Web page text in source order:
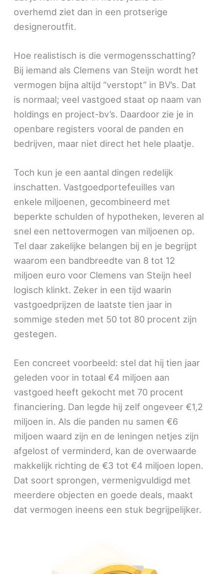
overhemd ziet dan in een protserige
designeroutfit.
Hoe realistisch is die vermogensschatting?
Bij iemand als Clemens van Steijn wordt het
vermogen bijna altijd “verstopt” in BV’s. Dat
is normaal; veel vastgoed staat op naam van
holdings en project-bv’s. Daardoor zie je in
openbare registers vooral de panden en
bedrijven, maar niet direct het hele plaatje.
Toch kun je een aantal dingen redelijk
inschatten. Vastgoedportefeuilles van
enkele miljoenen, gecombineerd met
beperkte schulden of hypotheken, leveren al
snel een nettovermogen van miljoenen op.
Tel daar zakelijke belangen bij en je begrijpt
waarom een bandbreedte van 8 tot 12
miljoen euro voor Clemens van Steijn heel
logisch klinkt. Zeker in een tijd waarin
vastgoedprijzen de laatste tien jaar in
sommige steden met 50 tot 80 procent zijn
gestegen.
Een concreet voorbeeld: stel dat hij tien jaar
geleden voor in totaal €4 miljoen aan
vastgoed heeft gekocht met 70 procent
financiering. Dan legde hij zelf ongeveer €1,2
miljoen in. Als die panden nu samen €6
miljoen waard zijn en de leningen netjes zijn
afgelost of verminderd, kan de overwaarde
makkelijk richting de €3 tot €4 miljoen lopen.
Dat soort sprongen, vermenigvuldigd met
meerdere objecten en goede deals, maakt
dat vermogen ineens een stuk begrijpelijker.